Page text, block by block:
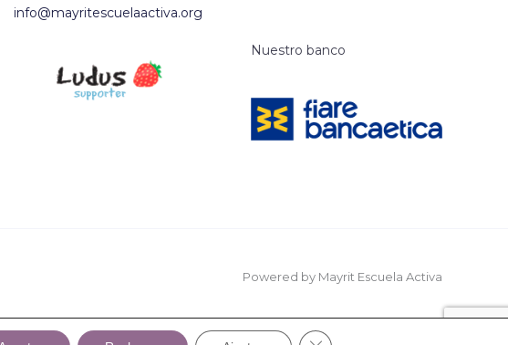
info@mayritescuelaactiva.org
Nuestro banco
Powered by Mayrit Escuela Activa
Cerrar El Banner De Cookies